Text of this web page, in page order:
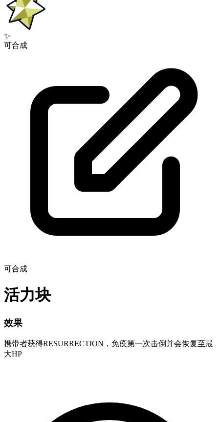
✨
可合成
可合成
活力块
效果
携带者获得RESURRECTION，免疫第一次击倒并会恢复至最
大HP